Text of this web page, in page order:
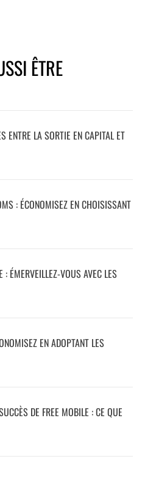
ÊTRE
ENTRE LA SORTIE EN CAPITAL ET
: ÉCONOMISEZ EN CHOISISSANT
ÉMERVEILLEZ-VOUS AVEC LES
EN ADOPTANT LES
DE FREE MOBILE : CE QUE